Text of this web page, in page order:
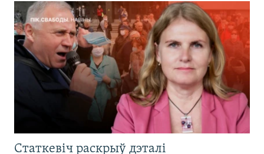
Статкевіч раскрыў дэталі